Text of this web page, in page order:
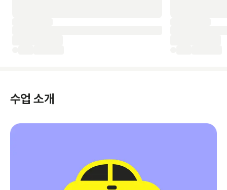
수업 소개